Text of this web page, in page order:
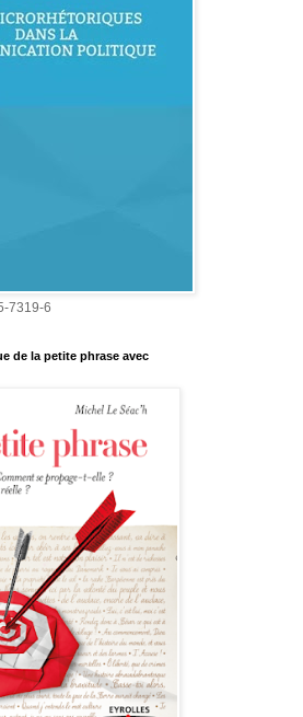
7319-6
de la petite phrase avec